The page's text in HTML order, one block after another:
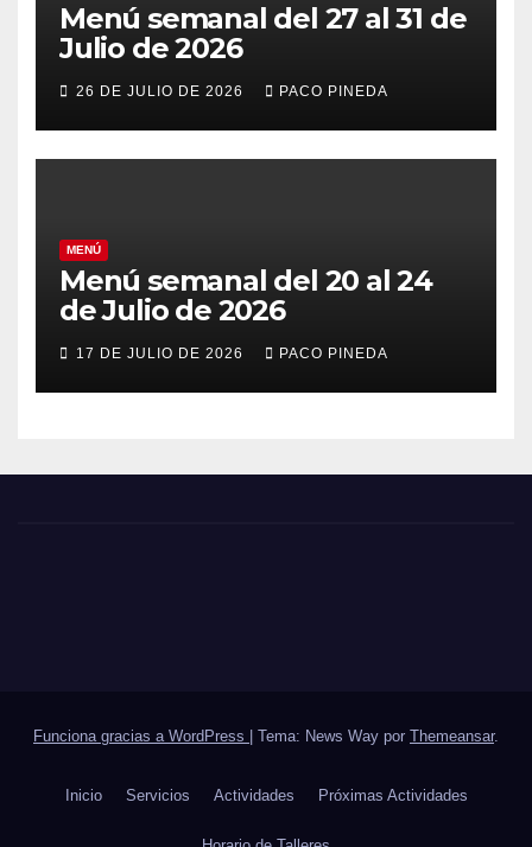
Menú semanal del 27 al 31 de
Julio de 2026
26 DE JULIO DE 2026 PACO PINEDA
MENÚ
Menú semanal del 20 al 24
de Julio de 2026
17 DE JULIO DE 2026 PACO PINEDA
Funciona gracias a WordPress Tema: News Way por Themeansar.
Inicio Servicios Actividades Próximas Actividades